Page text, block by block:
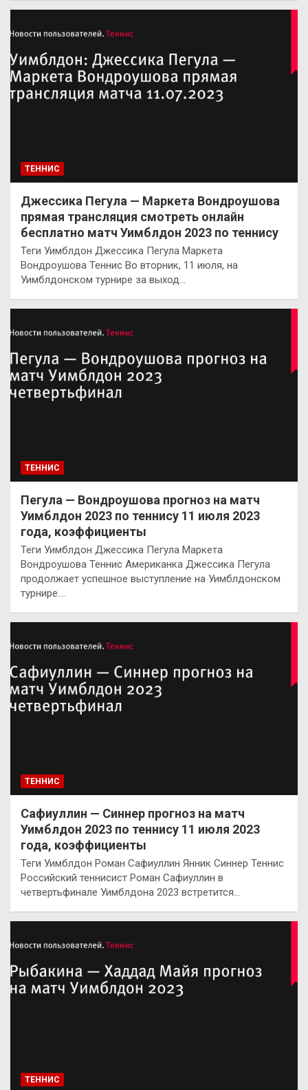
ТЕННИС
Джессика Пегула — Маркета Вондроушова
прямая трансляция смотреть онлайн
бесплатно матч Уимблдон 2023 по теннису
Теги Уимблдон Джессика Пегула Маркета
Вондроушова Теннис Во вторник, 11 июля, на
Уимблдонском турнире за выход…
ТЕННИС
Пегула — Вондроушова прогноз на матч
Уимблдон 2023 по теннису 11 июля 2023
года, коэффициенты
Теги Уимблдон Джессика Пегула Маркета
Вондроушова Теннис Американка Джессика Пегула
продолжает успешное выступление на Уимблдонском
турнире.…
ТЕННИС
Сафиуллин — Синнер прогноз на матч
Уимблдон 2023 по теннису 11 июля 2023
года, коэффициенты
Теги Уимблдон Роман Сафиуллин Янник Синнер Теннис
Российский теннисист Роман Сафиуллин в
четвертьфинале Уимблдона 2023 встретится…
ТЕННИС